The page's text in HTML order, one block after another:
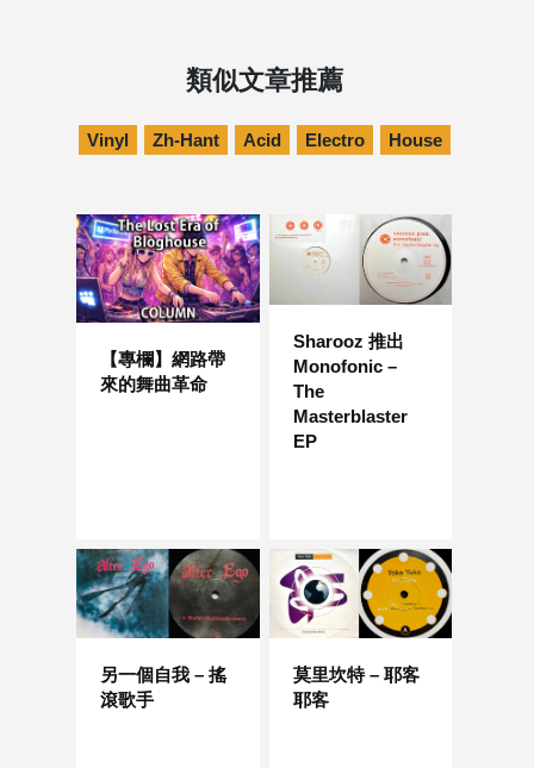
類似文章推薦
Vinyl Zh-Hant Acid Electro House
【專欄】網路帶
來的舞曲革命
Sharooz 推出
Monofonic –
The
Masterblaster
EP
另一個自我 – 搖
滾歌手
莫里坎特 – 耶客
耶客